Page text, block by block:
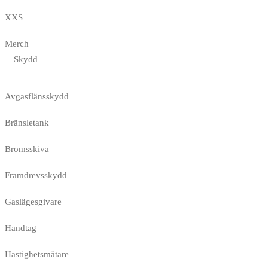
XXS
Merch
Skydd
Avgasflänsskydd
Bränsletank
Bromsskiva
Framdrevsskydd
Gaslägesgivare
Handtag
Hastighetsmätare